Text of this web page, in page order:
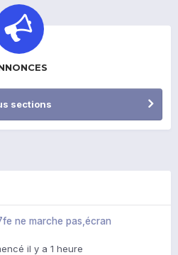
sections
ne marche pas,écran
il y a 1 heure